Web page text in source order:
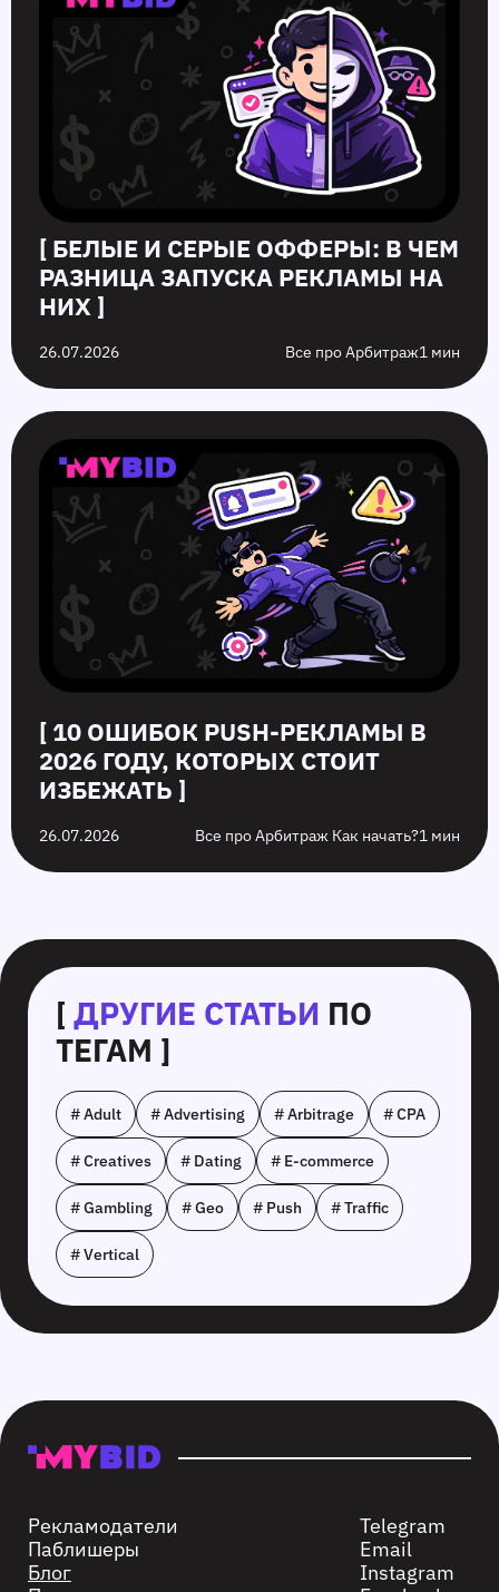
[ БЕЛЫЕ И СЕРЫЕ ОФФЕРЫ: В ЧЕМ
РАЗНИЦА ЗАПУСКА РЕКЛАМЫ НА
НИХ ]
26.07.2026 Все про Арбитраж1 мин
[ 10 ОШИБОК PUSH‑РЕКЛАМЫ В
2026 ГОДУ, КОТОРЫХ СТОИТ
ИЗБЕЖАТЬ ]
26.07.2026 Все про Арбитраж Как начать?1 мин
[ ДРУГИЕ СТАТЬИ ПО
ТЕГАМ ]
# Adult # Advertising # Arbitrage # CPA
# Creatives # Dating # E-commerce
# Gambling # Geo # Push # Traffic
# Vertical
Рекламодатели
Паблишеры
Блог
Telegram
Email
Instagram